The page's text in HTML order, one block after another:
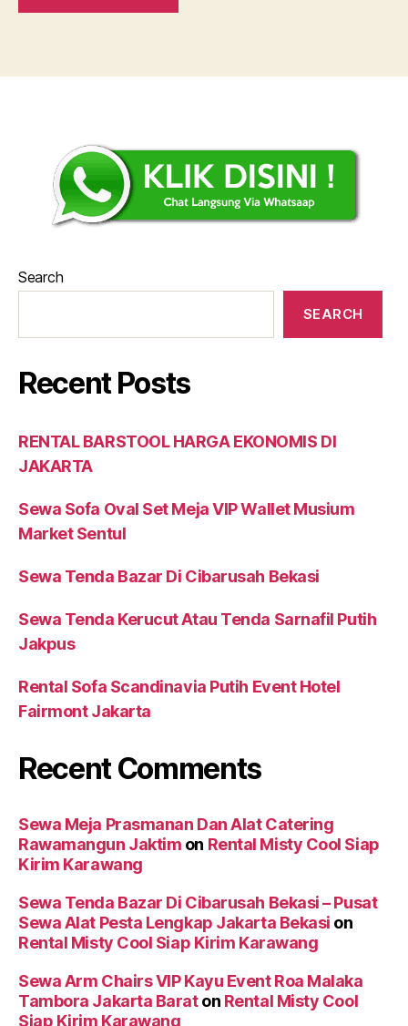
Search
SEARCH
Recent Posts
RENTAL BARSTOOL HARGA EKONOMIS DI
JAKARTA
Sewa Sofa Oval Set Meja VIP Wallet Musium
Market Sentul
Sewa Tenda Bazar Di Cibarusah Bekasi
Sewa Tenda Kerucut Atau Tenda Sarnafil Putih
Jakpus
Rental Sofa Scandinavia Putih Event Hotel
Fairmont Jakarta
Recent Comments
Sewa Meja Prasmanan Dan Alat Catering
Rawamangun Jaktim on Rental Misty Cool Siap
Kirim Karawang
Sewa Tenda Bazar Di Cibarusah Bekasi – Pusat
Sewa Alat Pesta Lengkap Jakarta Bekasi on
Rental Misty Cool Siap Kirim Karawang
Sewa Arm Chairs VIP Kayu Event Roa Malaka
Tambora Jakarta Baraton Rental Misty Cool
Siap Kirim Karawang